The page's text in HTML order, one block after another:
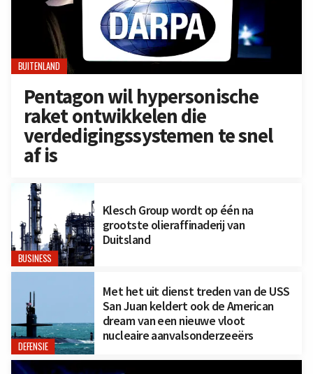
BUITENLAND
Pentagon wil hypersonische
raket ontwikkelen die
verdedigingssystemen te snel
af is
BUSINESS
Klesch Group wordt op één na
grootste olieraffinaderij van
Duitsland
DEFENSIE
Met het uit dienst treden van de USS
San Juan keldert ook de American
dream van een nieuwe vloot
nucleaire aanvalsonderzeeërs